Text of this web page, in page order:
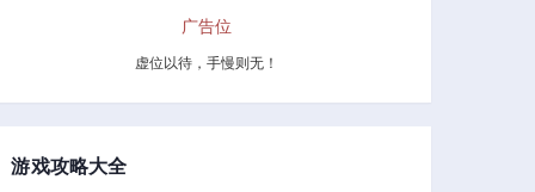
广告位
虚位以待，手慢则无！
游戏攻略大全